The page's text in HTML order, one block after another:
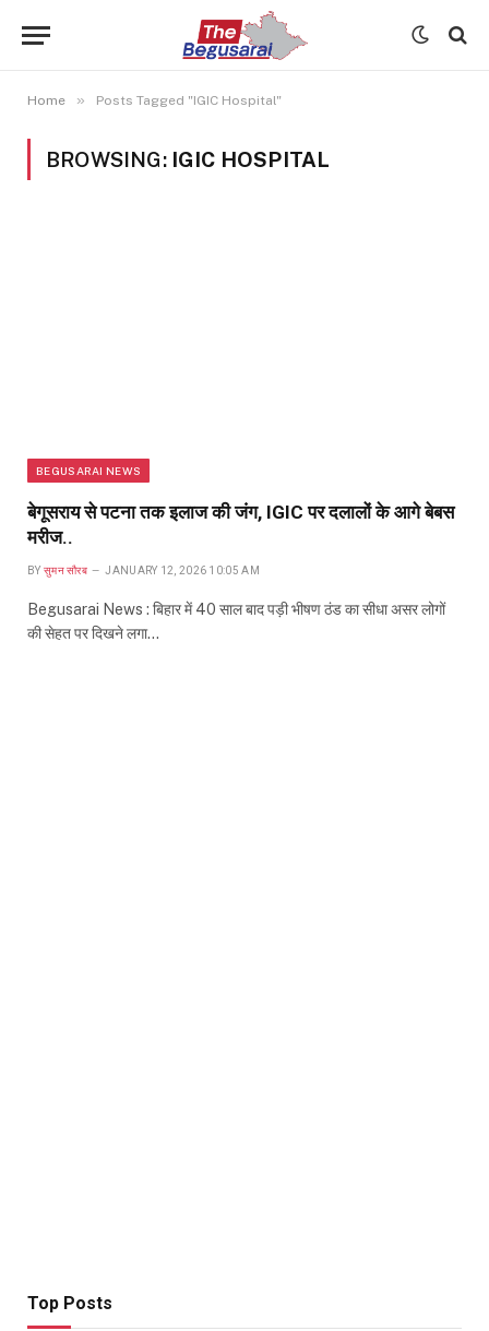
Home » Posts Tagged "IGIC Hospital"
BROWSING: IGIC HOSPITAL
BEGUSARAI NEWS
बेगूसराय से पटना तक इलाज की जंग, IGIC पर दलालों के आगे बेबस
मरीज..
BY सुमन सौरब JANUARY 12, 2026 10:05 AM
Begusarai News : बिहार में 40 साल बाद पड़ी भीषण ठंड का सीधा असर लोगों
की सेहत पर दिखने लगा…
Top Posts